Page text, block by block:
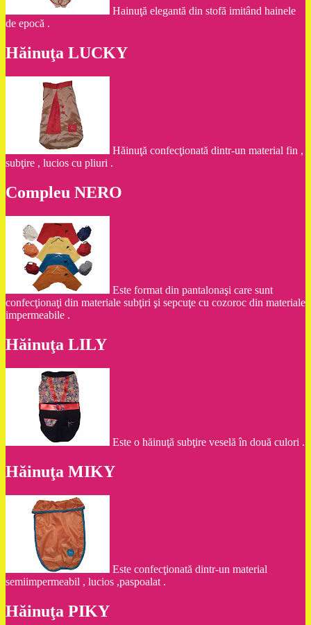
Hainuţă elegantă din stofă imitând hainele
de epocă .
Hăinuţa LUCKY
Hăinuţă confecţionată dintr-un material fin ,
subţire , lucios cu pliuri .
Compleu NERO
Este format din pantalonaşi care sunt
confecţionaţi din materiale subţiri şi sepcuţe cu cozoroc din materiale
impermeabile .
Hăinuţa LILY
Este o hăinuţă subţire veselă în două culori .
Hăinuţa MIKY
Este confecţionată dintr-un material
semiimpermeabil , lucios ,paspoalat .
Hăinuţa PIKY